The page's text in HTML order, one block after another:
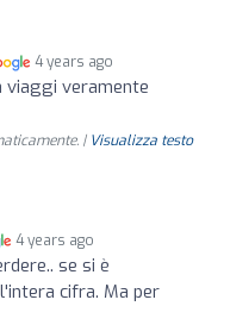
4 years ago
viaggi veramente
| Visualizza testo
4 years ago
se si è
cifra. Ma per